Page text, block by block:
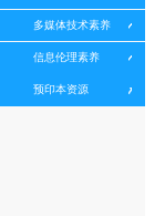
多媒体技术素养
信息伦理素养
预印本资源